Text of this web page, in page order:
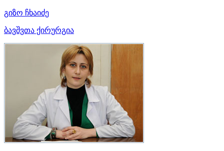
გიზო ჩხაიძე
ბავშვთა ქირურგია